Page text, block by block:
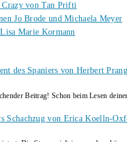
Crazy von Tan Prifti
Jo Brode und Michaela Meyer
Marie Kormann
des Spaniers von Herbert
Beitrag! Schon beim Lesen
Schachzug von Erica Koelln-